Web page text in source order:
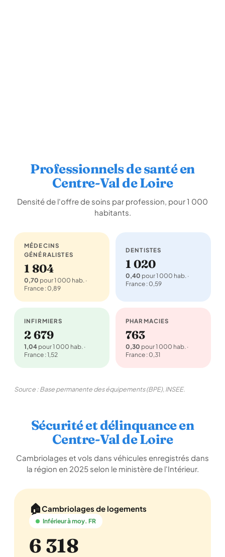
Professionnels de santé en
Centre-Val de Loire
Densité de l'offre de soins par profession, pour 1 000
habitants.
MÉDECINS
GÉNÉRALISTES
1 804
0,70 pour 1 000 hab. ·
France : 0,89
DENTISTES
1 020
0,40 pour 1 000 hab. ·
France : 0,59
INFIRMIERS
2 679
1,04 pour 1 000 hab. ·
France : 1,52
PHARMACIES
763
0,30 pour 1 000 hab. ·
France : 0,31
Source : Base permanente des équipements (BPE), INSEE.
Sécurité et délinquance en
Centre-Val de Loire
Cambriolages et vols dans véhicules enregistrés dans
la région en 2025 selon le ministère de l'Intérieur.
🏠Cambriolages de logements
Inférieur à moy. FR
6 318